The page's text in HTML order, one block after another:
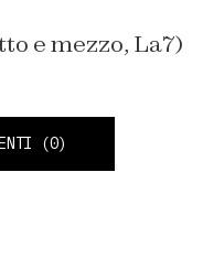
e mezzo, La7)
(0)